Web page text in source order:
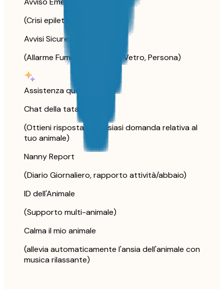
(Crisi epilettica)
Avvisi Sicurezza Casa
(Allarme Fumo/CO, Rottura Vetro, Persona)
Assistenza quotidiana
Chat della tata
(Ottieni risposta a qualsiasi domanda relativa al
tuo animale)
Nanny Report
(Diario Giornaliero, rapporto attività/abbaio)
ID dell'Animale
(Supporto multi-animale)
Calma il mio animale
(allevia automaticamente l'ansia dell'animale con
musica rilassante)